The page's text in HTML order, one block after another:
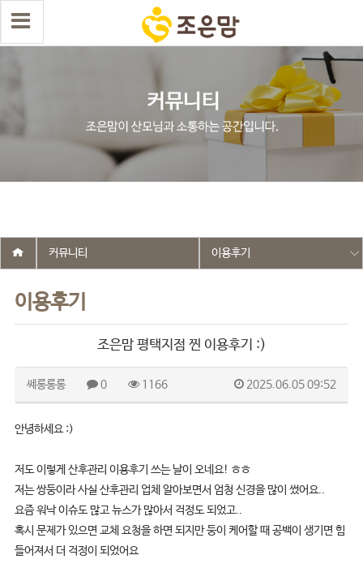
select wr_id, wr_subject from g5_write_m05_04 where wr_is_comment
= 0 and wr_datetime <= '2025-06-05 09:52:49' and wr_id <> '2570'
order by wr_datetime desc limit 1 asdasf
이용후기
커뮤니티 이용후기
조은맘 평택지점 찐 이용후기 :)
쎄롱롱롱 0 1166 2025.06.05 09:52
안녕하세요 :)
저도 이렇게 산후관리 이용후기 쓰는 날이 오네요! ㅎㅎ
저는 쌍둥이라 사실 산후관리 업체 알아보면서 엄청 신경을 많이 썼어요..
요즘 워낙 이슈도 많고 뉴스가 많아서 걱정도 되었고..
혹시 문제가 있으면 교체 요청을 하면 되지만 둥이 케어할 때 공백이 생기면 힘
들어져서 더 걱정이 되었어요